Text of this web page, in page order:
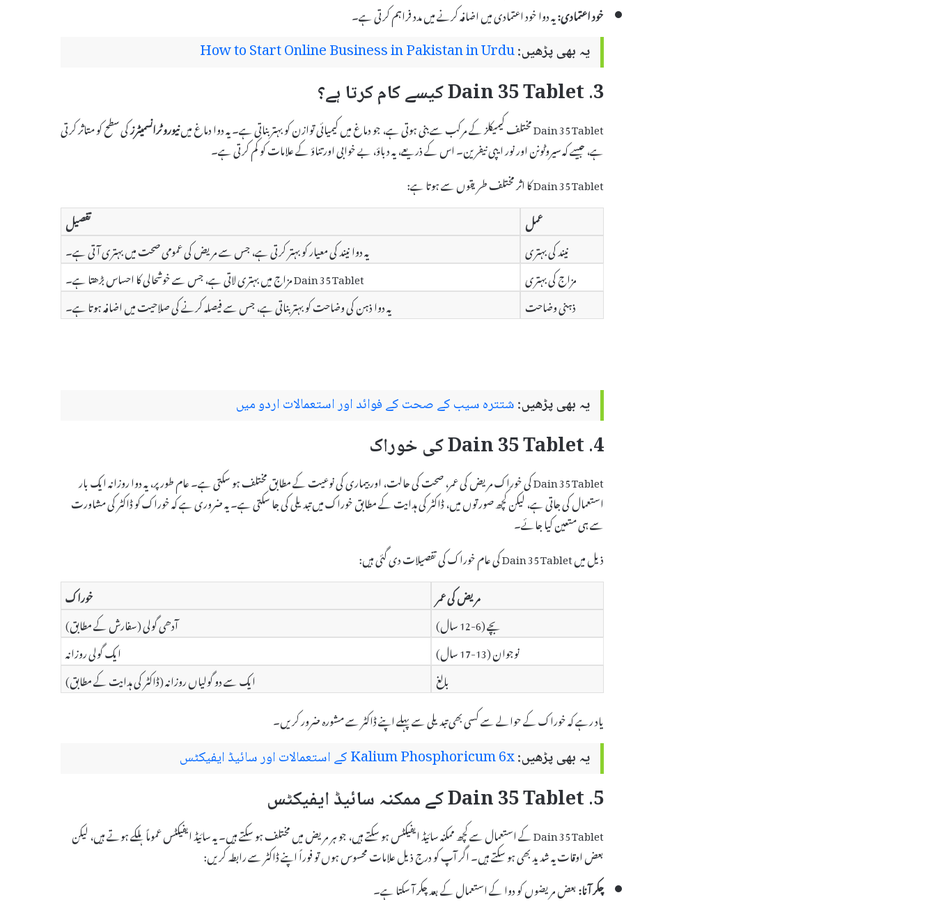
خود اعتمادی:یہ دوا خود اعتمادی میں اضافہ کرنے میں مدد فراہم کرتی ہے۔
یہ بھی پڑھیں:How to Start Online Business in Pakistan in Urdu
3. Dain 35 Tablet کیسے کام کرتا ہے؟
Dain 35 Tablet مختلف کیمیکلز کے مرکب سے بنی ہوتی ہے، جو دماغ میں کیمیائی توازن کو بہتر بناتی ہے۔ یہ دوا دماغ میں نیورو ٹرانسمیٹرزکی سطح کو متاثر کرتی
ہے، جیسے کہ سیروٹونن اور نور ایپی نیفرین۔ اس کے ذریعے، یہ دباؤ، بے خوابی اور تناؤ کے علامات کو کم کرتی ہے۔
Dain 35 Tablet کا اثر مختلف طریقوں سے ہوتا ہے:
عمل
تفصیل
نیند کی بہتری
یہ دوا نیند کی معیار کو بہتر کرتی ہے، جس سے مریض کی عمومی صحت میں بہتری آتی ہے۔
مزاج کی بہتری
Dain 35 Tablet مزاج میں بہتری لاتی ہے، جس سے خوشحالی کا احساس بڑھتا ہے۔
ذہنی وضاحت
یہ دوا ذہن کی وضاحت کو بہتر بناتی ہے، جس سے فیصلہ کرنے کی صلاحیت میں اضافہ ہوتا ہے۔
یہ بھی پڑھیں:شتترہ سیب کے صحت کے فوائد اور استعمالات اردو میں
4. Dain 35 Tablet کی خوراک
Dain 35 Tablet کی خوراک مریض کی عمر، صحت کی حالت، اور بیماری کی نوعیت کے مطابق مختلف ہو سکتی ہے۔ عام طور پر، یہ دوا روزانہ ایک بار
استعمال کی جاتی ہے، لیکن کچھ صورتوں میں، ڈاکٹر کی ہدایت کے مطابق خوراک میں تبدیلی کی جا سکتی ہے۔ یہ ضروری ہے کہ خوراک کو ڈاکٹر کی مشاورت
سے ہی متعین کیا جائے۔
ذیل میں Dain 35 Tablet کی عام خوراک کی تفصیلات دی گئی ہیں:
مریض کی عمر
خوراک
بچے (6-12 سال)
آدھی گولی (سفارش کے مطابق)
نوجوان (13-17 سال)
ایک گولی روزانہ
بالغ
ایک سے دو گولیاں روزانہ (ڈاکٹر کی ہدایت کے مطابق)
یاد رہے کہ خوراک کے حوالے سے کسی بھی تبدیلی سے پہلے اپنے ڈاکٹر سے مشورہ ضرور کریں۔
یہ بھی پڑھیں:Kalium Phosphoricum 6x کے استعمالات اور سائیڈ ایفیکٹس
5. Dain 35 Tablet کے ممکنہ سائیڈ ایفیکٹس
Dain 35 Tablet کے استعمال سے کچھ ممکنہ سائیڈ ایفیکٹس ہو سکتے ہیں، جو ہر مریض میں مختلف ہو سکتے ہیں۔ یہ سائیڈ ایفیکٹس عموماً ہلکے ہوتے ہیں، لیکن
بعض اوقات یہ شدید بھی ہو سکتے ہیں۔ اگر آپ کو درج ذیل علامات محسوس ہوں تو فوراً اپنے ڈاکٹر سے رابطہ کریں:
چکر آنا:بعض مریضوں کو دوا کے استعمال کے بعد چکر آ سکتا ہے۔